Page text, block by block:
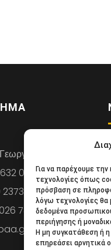
Για να παρέχουμε
τεχνολογίες όπως
πρόσβαση σε
λόγω τεχνολογίες
δεδομένα
περιήγησης ή
Η μη συγκατάθεση ή
επηρεάσει αρνητικά
14 • Νέα
00 • Χαλκιδική
2373 026 739
739